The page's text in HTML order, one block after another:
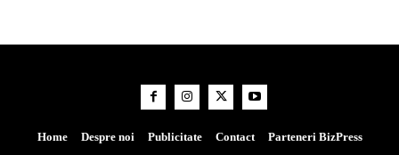
Home Despre noi Publicitate Contact Parteneri BizPress